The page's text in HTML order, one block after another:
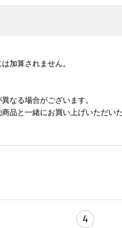
加算されません。
なる場合がございます。
品と一緒にお買い上げいただい
4